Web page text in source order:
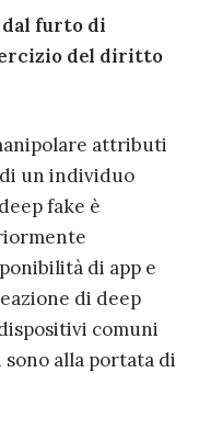
furto di
del diritto
attributi
un individuo
fake è
di app e
di deep
comuni
alla portata di